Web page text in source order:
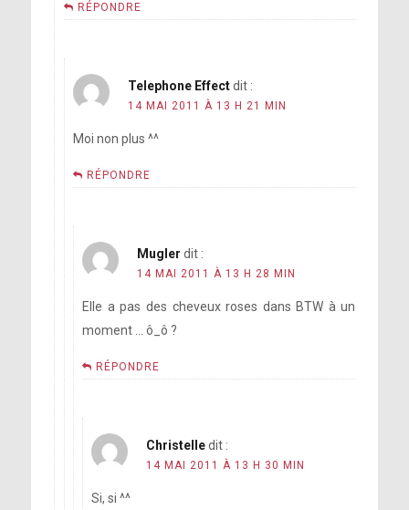
RÉPONDRE
Telephone Effectdit :
14 MAI 2011 À 13 H 21 MIN
Moi non plus ^^
RÉPONDRE
Mugler dit :
14 MAI 2011 À 13 H 28 MIN
Elle a pas des cheveux roses dans BTW à un
moment … ô_ô ?
RÉPONDRE
Christelle dit :
14 MAI 2011 À 13 H 30 MIN
Si, si ^^